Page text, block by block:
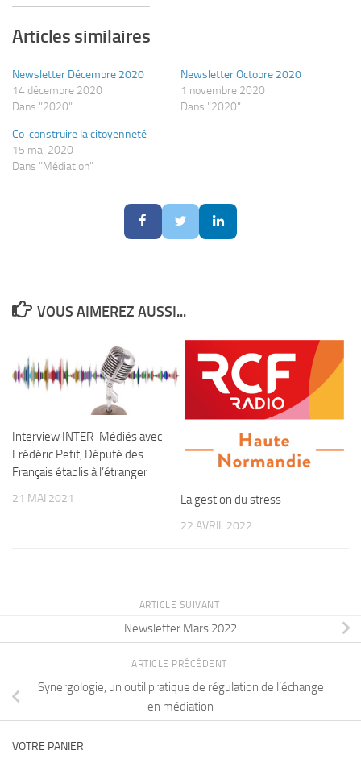
Articles similaires
Newsletter Décembre 2020
14 décembre 2020
Dans "2020"
Newsletter Octobre 2020
1 novembre 2020
Dans "2020"
Co-construire la citoyenneté
15 mai 2020
Dans "Médiation"
VOUS AIMEREZ AUSSI...
Interview INTER-Médiés avec
Frédéric Petit, Député des
Français établis à l’étranger
21 MAI 2021 La gestion du stress
22 AVRIL 2022
ARTICLE SUIVANT
Newsletter Mars 2022
ARTICLE PRÉCÉDENT
Synergologie, un outil pratique de régulation de l’échange
en médiation
VOTRE PANIER